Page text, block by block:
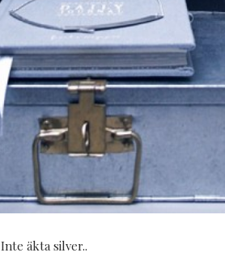
Inte äkta silver..